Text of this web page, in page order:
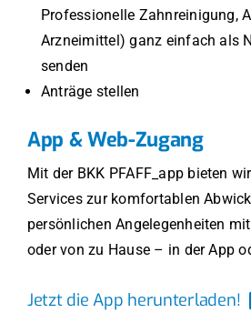
Professionelle Zahnreinigung,
Arzneimittel) ganz einfach als
senden
Anträge stellen
App & Web-Zugang
Mit der BKK PFAFF_app bieten
Services zur komfortablen
persönlichen Angelegenheiten
oder von zu Hause – in der App
Jetzt die App herunterladen!